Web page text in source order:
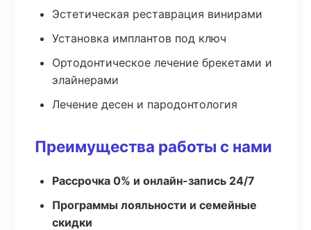
Эстетическая реставрация винирами
Установка имплантов под ключ
Ортодонтическое лечение брекетами и
элайнерами
Лечение десен и пародонтология
Преимущества работы с нами
Рассрочка 0% и онлайн-запись 24/7
Программы лояльности и семейные
скидки